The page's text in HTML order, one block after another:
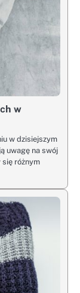
w
w dzisiejszym
uwagę na swój
różnym